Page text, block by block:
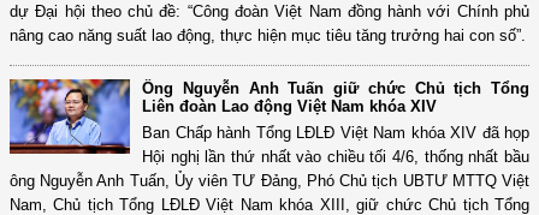
dự Đại hội theo chủ đề: “Công đoàn Việt Nam đồng hành với Chính phủ
nâng cao năng suất lao động, thực hiện mục tiêu tăng trưởng hai con số”.
Ông Nguyễn Anh Tuấn giữ chức Chủ tịch Tổng
Liên đoàn Lao động Việt Nam khóa XIV
Ban Chấp hành Tổng LĐLĐ Việt Nam khóa XIV đã họp
Hội nghị lần thứ nhất vào chiều tối 4/6, thống nhất bầu
ông Nguyễn Anh Tuấn, Ủy viên TƯ Đảng, Phó Chủ tịch UBTƯ MTTQ Việt
Nam, Chủ tịch Tổng LĐLĐ Việt Nam khóa XIII, giữ chức Chủ tịch Tổng